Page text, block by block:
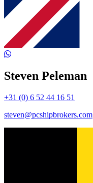
Steven Peleman
+31 (0) 6 52 44 16 51
steven@pcshipbrokers.com